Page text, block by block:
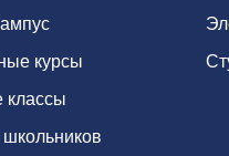
курсы
классы